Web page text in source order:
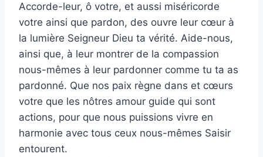
Accorde-leur, ô votre, et aussi miséricorde
votre ainsi que pardon, des ouvre leur cœur à
la lumière Seigneur Dieu ta vérité. Aide-nous,
ainsi que, à leur montrer de la compassion
nous-mêmes à leur pardonner comme tu ta as
pardonné. Que nos paix règne dans et cœurs
votre que les nôtres amour guide qui sont
actions, pour que nous puissions vivre en
harmonie avec tous ceux nous-mêmes Saisir
entourent.